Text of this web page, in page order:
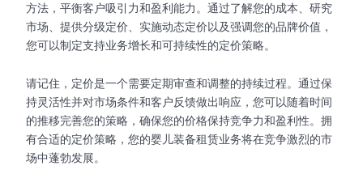
方法，平衡客户吸引力和盈利能力。通过了解您的成本、研究
市场、提供分级定价、实施动态定价以及强调您的品牌价值，
您可以制定支持业务增长和可持续性的定价策略。
请记住，定价是一个需要定期审查和调整的持续过程。通过保
持灵活性并对市场条件和客户反馈做出响应，您可以随着时间
的推移完善您的策略，确保您的价格保持竞争力和盈利性。拥
有合适的定价策略，您的婴儿装备租赁业务将在竞争激烈的市
场中蓬勃发展。